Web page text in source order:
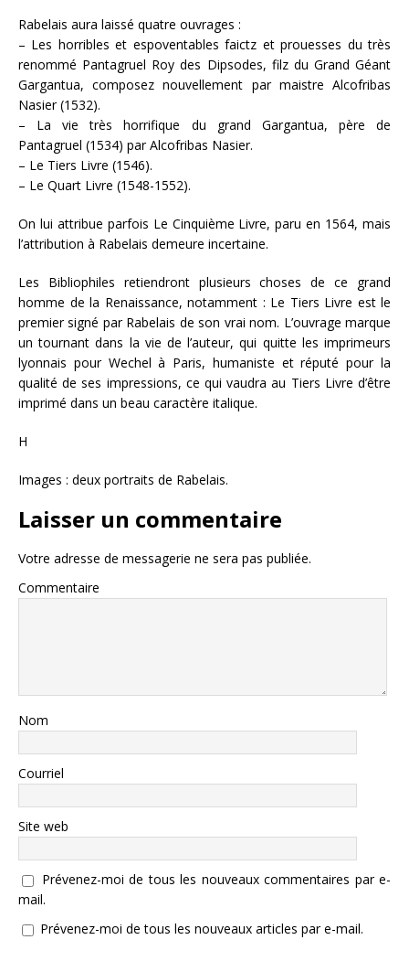
Rabelais aura laissé quatre ouvrages :
– Les horribles et espoventables faictz et prouesses du très
renommé Pantagruel Roy des Dipsodes, filz du Grand Géant
Gargantua, composez nouvellement par maistre Alcofribas
Nasier (1532).
– La vie très horrifique du grand Gargantua, père de
Pantagruel (1534) par Alcofribas Nasier.
– Le Tiers Livre (1546).
– Le Quart Livre (1548-1552).
On lui attribue parfois Le Cinquième Livre, paru en 1564, mais
l’attribution à Rabelais demeure incertaine.
Les Bibliophiles retiendront plusieurs choses de ce grand
homme de la Renaissance, notamment : Le Tiers Livre est le
premier signé par Rabelais de son vrai nom. L’ouvrage marque
un tournant dans la vie de l’auteur, qui quitte les imprimeurs
lyonnais pour Wechel à Paris, humaniste et réputé pour la
qualité de ses impressions, ce qui vaudra au Tiers Livre d’être
imprimé dans un beau caractère italique.
H
Images : deux portraits de Rabelais.
Laisser un commentaire
Votre adresse de messagerie ne sera pas publiée.
Commentaire
Nom
Courriel
Site web
Prévenez-moi de tous les nouveaux commentaires par e-
mail.
Prévenez-moi de tous les nouveaux articles par e-mail.